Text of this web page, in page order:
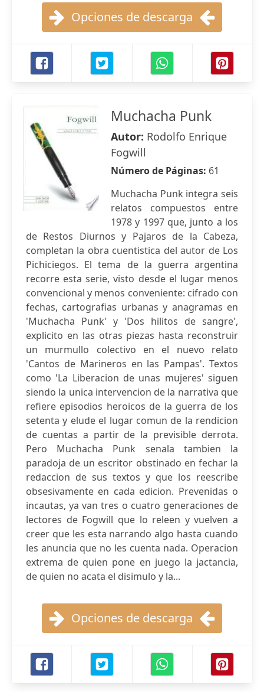
Opciones de descarga
Muchacha Punk
Autor: Rodolfo Enrique
Fogwill
Número de Páginas: 61
Muchacha Punk integra seis
relatos compuestos entre
1978 y 1997 que, junto a los
de Restos Diurnos y Pajaros de la Cabeza,
completan la obra cuentistica del autor de Los
Pichiciegos. El tema de la guerra argentina
recorre esta serie, visto desde el lugar menos
convencional y menos conveniente: cifrado con
fechas, cartografias urbanas y anagramas en
'Muchacha Punk' y 'Dos hilitos de sangre',
explicito en las otras piezas hasta reconstruir
un murmullo colectivo en el nuevo relato
'Cantos de Marineros en las Pampas'. Textos
como 'La Liberacion de unas mujeres' siguen
siendo la unica intervencion de la narrativa que
refiere episodios heroicos de la guerra de los
setenta y elude el lugar comun de la rendicion
de cuentas a partir de la previsible derrota.
Pero Muchacha Punk senala tambien la
paradoja de un escritor obstinado en fechar la
redaccion de sus textos y que los reescribe
obsesivamente en cada edicion. Prevenidas o
incautas, ya van tres o cuatro generaciones de
lectores de Fogwill que lo releen y vuelven a
creer que les esta narrando algo hasta cuando
les anuncia que no les cuenta nada. Operacion
extrema de quien pone en juego la jactancia,
de quien no acata el disimulo y la...
Opciones de descarga